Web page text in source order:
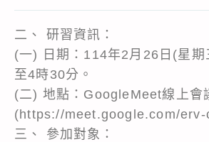
二、 研習資訊：
(一) 日期：114年2月26日(星期
至4時30分。
(二) 地點：GoogleMeet線上會
(https://meet.google.com/erv-
三、 參加對象：